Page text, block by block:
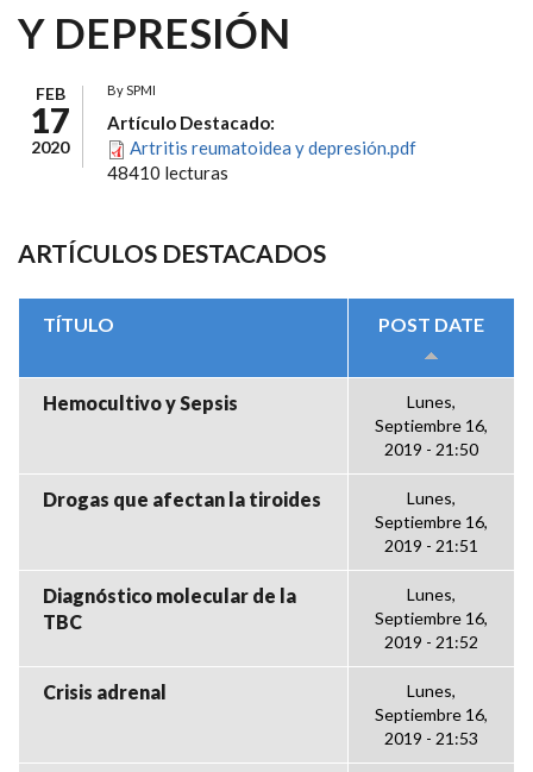
Y DEPRESIÓN
FEB
17
2020
BySPMI
Artículo Destacado:
Artritis reumatoidea y depresión.pdf
48410 lecturas
ARTÍCULOS DESTACADOS
TÍTULO POST DATE
Hemocultivo y Sepsis
Lunes,
Septiembre 16,
2019 - 21:50
Drogas que afectan la tiroides
Lunes,
Septiembre 16,
2019 - 21:51
Diagnóstico molecular de la
TBC
Lunes,
Septiembre 16,
2019 - 21:52
Crisis adrenal
Lunes,
Septiembre 16,
2019 - 21:53